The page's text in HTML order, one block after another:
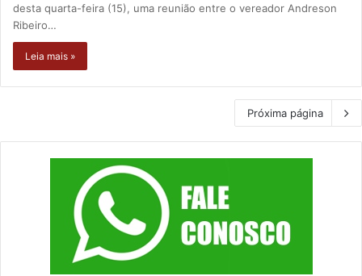
desta quarta-feira (15), uma reunião entre o vereador Andreson
Ribeiro…
Leia mais »
Próxima página